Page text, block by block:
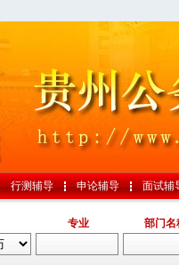
行测辅导 申论辅导 面试辅
专业 部门名